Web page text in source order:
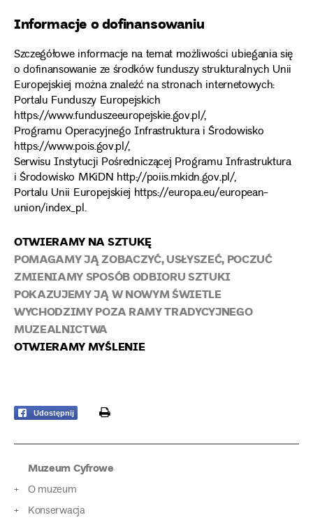
Informacje o dofinansowaniu
Szczegółowe informacje na temat możliwości ubiegania się
o dofinansowanie ze środków funduszy strukturalnych Unii
Europejskiej można znaleźć na stronach internetowych:
Portalu Funduszy Europejskich
https://www.funduszeeuropejskie.gov.pl/,
Programu Operacyjnego Infrastruktura i Środowisko
https://www.pois.gov.pl/,
Serwisu Instytucji Pośredniczącej Programu Infrastruktura
i Środowisko MKiDN http://poiis.mkidn.gov.pl/,
Portalu Unii Europejskiej https://europa.eu/european-
union/index_pl.
OTWIERAMY NA SZTUKĘ
POMAGAMY JĄ ZOBACZYĆ, USŁYSZEĆ, POCZUĆ
ZMIENIAMY SPOSÓB ODBIORU SZTUKI
POKAZUJEMY JĄ W NOWYM ŚWIETLE
WYCHODZIMY POZA RAMY TRADYCYJNEGO
MUZEALNICTWA
OTWIERAMY MYŚLENIE
Udostępnij print
Muzeum Cyfrowe
O muzeum
Konserwacja